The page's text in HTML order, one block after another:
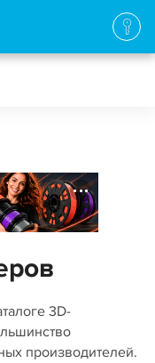
3D-
производителей.